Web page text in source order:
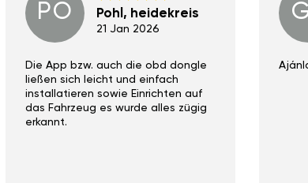
PO Pohl, heidekreis
21 Jan 2026
Die App bzw. auch die obd dongle
ließen sich leicht und einfach
installatieren sowie Einrichten auf
das Fahrzeug es wurde alles zügig
erkannt.